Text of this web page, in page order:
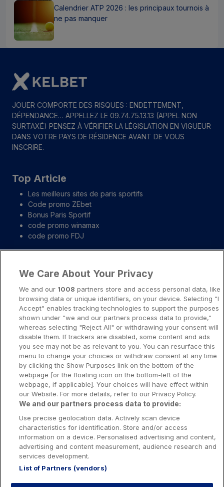
Calendrier ATP 2026 : les principaux tournois à
ne pas manquer
JOUER COMPORTE DES RISQUES : ENDETTEMENT,
DÉPENDANCE… APPELLEZ LE 09.74.75.13.13 (APPEL NON
SURTAXÉ) PENSEZ À VÉRIFIER LA LÉGISLATION EN VIGUEUR
DANS VOTRE PAYS DE RÉSIDENCE AVANT DE VOUS
INSCRIRE.
Top Article
Les meilleurs sites de paris sportifs
Code promo ZEbet
Bonus Paris Sportif
code promo winamax
code promo FDJ
Liens importants
A propos
Notice légale
Presse-Recrutement-Partenariat
Politique de confidentialité
Politique de Cookies
Prévenir la dépendance aux jeux d’argent
Nos rédacteurs
Les jeux d’argent et de hasard sont resérvés aux personnes majeures
interdite de jeux. Cette demande est formée auprès de l’Autorité nationale
We Care About Your Privacy
We and our 1008 partners store and access personal data, like
browsing data or unique identifiers, on your device. Selecting "I
Accept" enables tracking technologies to support the purposes
shown under "we and our partners process data to provide,"
whereas selecting "Reject All" or withdrawing your consent will
disable them. If trackers are disabled, some content and ads
you see may not be as relevant to you. You can resurface this
menu to change your choices or withdraw consent at any time
by clicking the Show Purposes link on the bottom of the
webpage [or the floating icon on the bottom-left of the
webpage, if applicable]. Your choices will have effect within
our Website. For more details, refer to our Privacy Policy.
We and our partners process data to provide:
Use precise geolocation data. Actively scan device
characteristics for identification. Store and/or access
information on a device. Personalised advertising and content,
advertising and content measurement, audience research and
services development.
List of Partners (vendors)